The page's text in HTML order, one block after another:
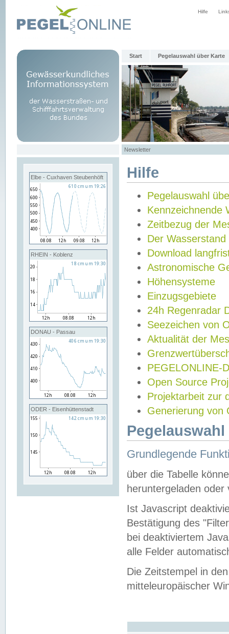
Hilfe
Start Pegelauswahl über Karte
Newsletter
Elbe - Cuxhaven Steubenhöft
RHEIN - Koblenz
DONAU - Passau
ODER - Eisenhüttenstadt
Hilfe
Pegelauswahl
Kennzeichnende
Zeitbezug der
Der Wasserstand
Download
Astronomische
Höhensysteme
Einzugsgebiete
24h Regenradar
Seezeichen von
Aktualität der
PEGELONLINE-
Open Source
Projektarbeit zur
Generierung von
Grundlegende
über die Tabelle
heruntergeladen oder
Ist Javascript
Bestätigung des
bei deaktiviertem
alle Felder
Die Zeitstempel in
mitteleuropäischer